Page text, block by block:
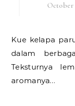
October
Kue kelapa parut adalah salah satu bahan utama
dalam
Teksturnya
aromanya…